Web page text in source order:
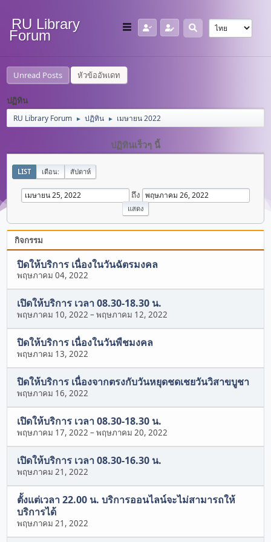
RU Library
Forum
Unread Posts หัวข้ออัพเดท
ปฏิทิน
RU Library Forum ► ปฏิทิน ► เมษายน 2022
ปฏิทินเร็วๆ นี้
LIST เดือน: สัปดาห์
ถึง
กิจกรรม
ปิดให้บริการ เนื่องในวันฉัตรมงคล
พฤษภาคม 04, 2022
เปิดให้บริการ เวลา 08.30-18.30 น.
พฤษภาคม 10, 2022 –พฤษภาคม 12, 2022
ปิดให้บริการ เนื่องในวันพืชมงคล
พฤษภาคม 13, 2022
ปิดให้บริการ เนื่องจากตรงกับวันหยุดชดเชยวันวิสาขบูชา
พฤษภาคม 16, 2022
เปิดให้บริการ เวลา 08.30-18.30 น.
พฤษภาคม 17, 2022 –พฤษภาคม 20, 2022
เปิดให้บริการ เวลา 08.30-16.30 น.
พฤษภาคม 21, 2022
ตั้งแต่เวลา 22.00 น. บริการออนไลน์จะไม่สามารถให้
บริการได้
พฤษภาคม 21, 2022